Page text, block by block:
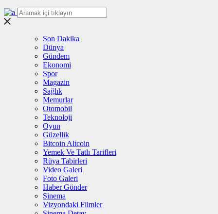
Son Dakika
Dünya
Gündem
Ekonomi
Spor
Magazin
Sağlık
Memurlar
Otomobil
Teknoloji
Oyun
Güzellik
Bitcoin Altcoin
Yemek Ve Tatlı Tarifleri
Rüya Tabirleri
Video Galeri
Foto Galeri
Haber Gönder
Sinema
Vizyondaki Filmler